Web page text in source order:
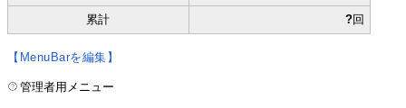
累計 ?回
【MenuBarを編集】
管理者用メニュー